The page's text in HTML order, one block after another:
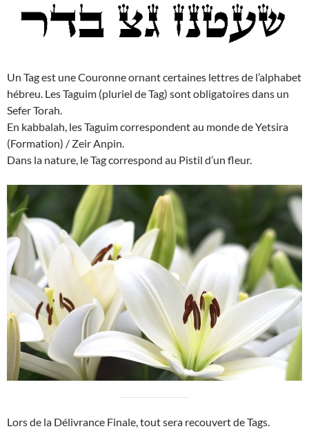
Un Tag est une Couronne ornant certaines lettres de l’alphabet
hébreu. Les Taguim (pluriel de Tag) sont obligatoires dans un
Sefer Torah.
En kabbalah, les Taguim correspondent au monde de Yetsira
(Formation) / Zeir Anpin.
Dans la nature, le Tag correspond au Pistil d’un fleur.
Lors de la Délivrance Finale, tout sera recouvert de Tags.